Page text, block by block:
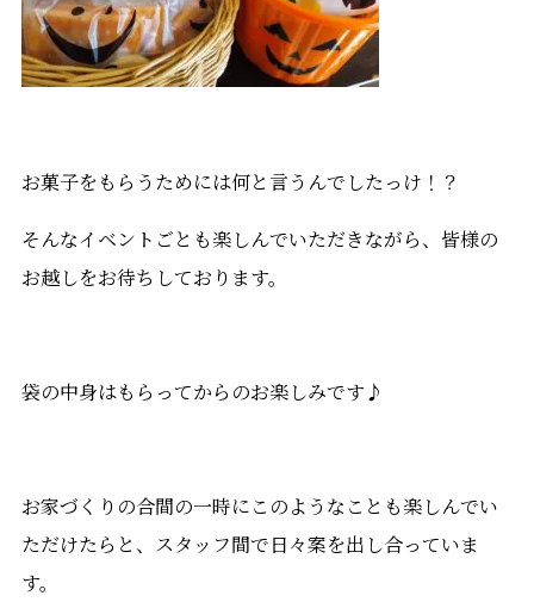
お菓子をもらうためには何と言うんでしたっけ！？
そんなイベントごとも楽しんでいただきながら、皆様の
お越しをお待ちしております。
袋の中身はもらってからのお楽しみです♪
お家づくりの合間の一時にこのようなことも楽しんでい
ただけたらと、スタッフ間で日々案を出し合っていま
す。